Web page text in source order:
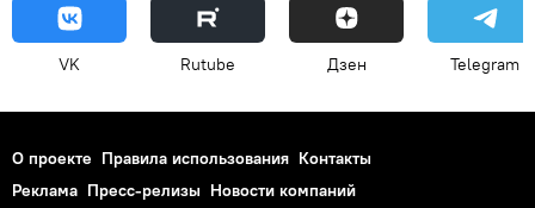
VK Rutube Дзен Telegram
О проекте Правила использования Контакты
Реклама Пресс-релизы Новости компаний